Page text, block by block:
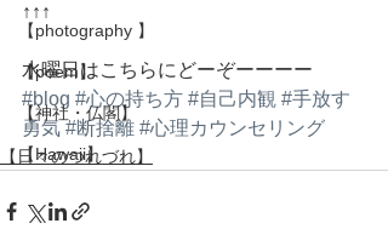
【photography 】
【poem】
【神社・仏閣】
【Hawaii】
↑↑↑
水曜日はこちらにどーぞーーーー
#blog #心の持ち方 #自己内観 #手放す
勇気 #断捨離 #心理カウンセリング
【日々のつれづれ】